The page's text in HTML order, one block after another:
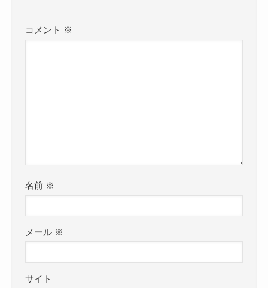
コメント ※
名前 ※
メール ※
サイト